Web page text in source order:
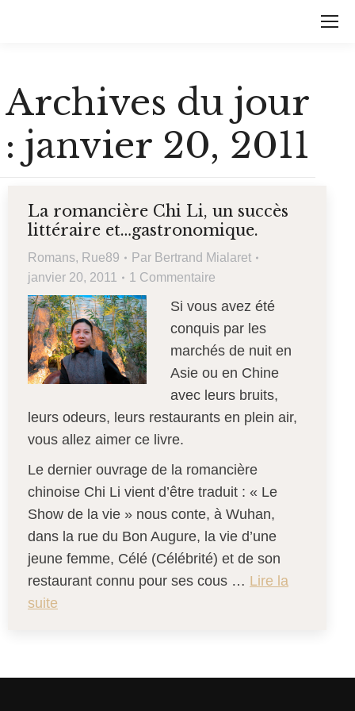
Archives du jour
: janvier 20, 2011
La romancière Chi Li, un succès
littéraire et…gastronomique.
Romans, Rue89 Par Bertrand Mialaret
janvier 20, 2011
1 Commentaire
Si vous avez été
conquis par les
marchés de nuit en
Asie ou en Chine
avec leurs bruits,
leurs odeurs, leurs restaurants en plein air,
vous allez aimer ce livre.
Le dernier ouvrage de la romancière
chinoise Chi Li vient d’être traduit : « Le
Show de la vie » nous conte, à Wuhan,
dans la rue du Bon Augure, la vie d’une
jeune femme, Célé (Célébrité) et de son
restaurant connu pour ses cous … Lire la
suite